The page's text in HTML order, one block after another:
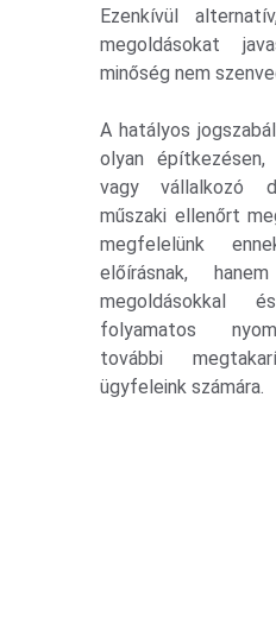
Ezenkívül
megoldásokat
minőség nem
A hatályos
olyan
vagy vállalkozó
műszaki ellenőrt
megfelelünk
előírásnak,
megoldásokkal
folyamatos
további
ügyfeleink számára.